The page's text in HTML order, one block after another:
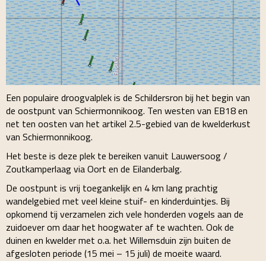
Een populaire droogvalplek is de Schildersron bij het begin van
de oostpunt van Schiermonnikoog. Ten westen van EB18 en
net ten oosten van het artikel 2.5-gebied van de kwelderkust
van Schiermonnikoog.
Het beste is deze plek te bereiken vanuit Lauwersoog /
Zoutkamperlaag via Oort en de Eilanderbalg.
De oostpunt is vrij toegankelijk en 4 km lang prachtig
wandelgebied met veel kleine stuif- en kinderduintjes. Bij
opkomend tij verzamelen zich vele honderden vogels aan de
zuidoever om daar het hoogwater af te wachten. Ook de
duinen en kwelder met o.a. het Willemsduin zijn buiten de
afgesloten periode (15 mei – 15 juli) de moeite waard.